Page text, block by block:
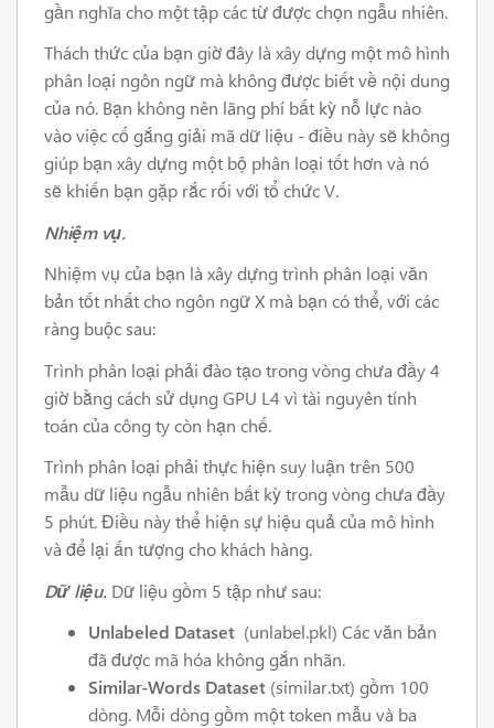
gần nghĩa cho một tập các từ được chọn ngẫu nhiên.
Thách thức của bạn giờ đây là xây dựng một mô hình
phân loại ngôn ngữ mà không được biết về nội dung
của nó. Bạn không nên lãng phí bất kỳ nỗ lực nào
vào việc cố gắng giải mã dữ liệu - điều này sẽ không
giúp bạn xây dựng một bộ phân loại tốt hơn và nó
sẽ khiến bạn gặp rắc rối với tổ chức V.
Nhiệm vụ.
Nhiệm vụ của bạn là xây dựng trình phân loại văn
bản tốt nhất cho ngôn ngữ X mà bạn có thể, với các
ràng buộc sau:
Trình phân loại phải đào tạo trong vòng chưa đầy 4
giờ bằng cách sử dụng GPU L4 vì tài nguyên tính
toán của công ty còn hạn chế.
Trình phân loại phải thực hiện suy luận trên 500
mẫu dữ liệu ngẫu nhiên bất kỳ trong vòng chưa đầy
5 phút. Điều này thể hiện sự hiệu quả của mô hình
và để lại ấn tượng cho khách hàng.
Dữ liệu. Dữ liệu gồm 5 tập như sau:
Unlabeled Dataset (unlabel.pkl) Các văn bản
đã được mã hóa không gắn nhãn.
Similar-Words Dataset (similar.txt) gồm 100
dòng. Mỗi dòng gồm một token mẫu và ba